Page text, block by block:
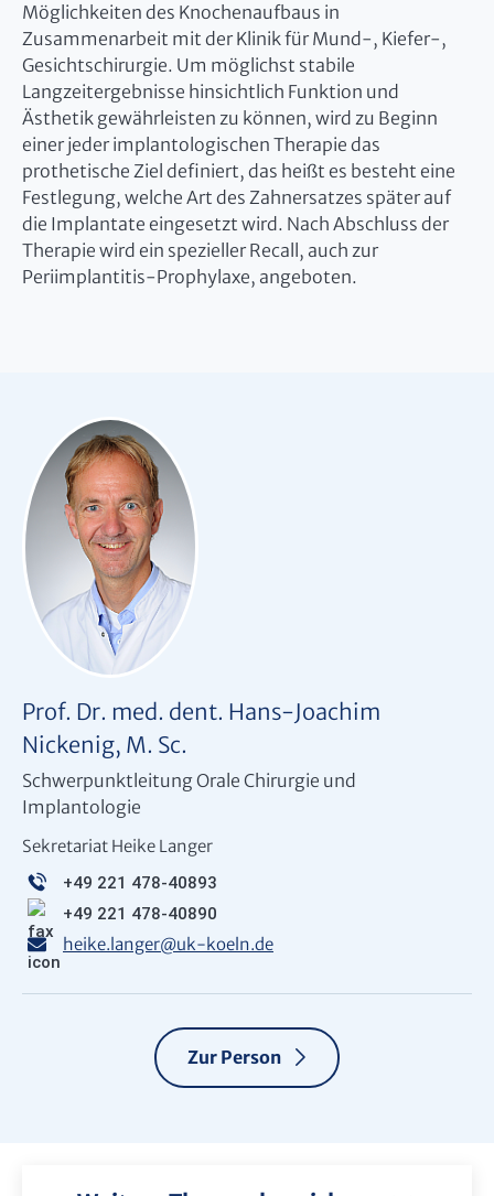
Möglichkeiten des Knochenaufbaus in
Zusammenarbeit mit der Klinik für Mund-, Kiefer-,
Gesichtschirurgie. Um möglichst stabile
Langzeitergebnisse hinsichtlich Funktion und
Ästhetik gewährleisten zu können, wird zu Beginn
einer jeder implantologischen Therapie das
prothetische Ziel definiert, das heißt es besteht eine
Festlegung, welche Art des Zahnersatzes später auf
die Implantate eingesetzt wird. Nach Abschluss der
Therapie wird ein spezieller Recall, auch zur
Periimplantitis-Prophylaxe, angeboten.
Prof. Dr. med. dent. Hans-Joachim
Nickenig, M. Sc.
Schwerpunktleitung Orale Chirurgie und
Implantologie
Sekretariat Heike Langer
+49 221 478-40893
+49 221 478-40890
heike.langer@uk-koeln.de
Zur Person